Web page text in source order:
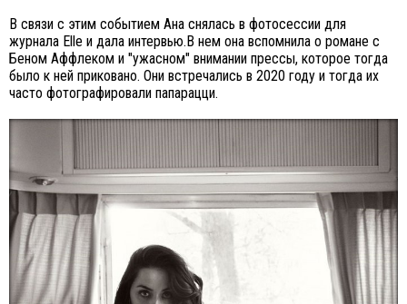
В связи с этим событием Ана снялась в фотосессии для
журнала Elle и дала интервью.В нем она вспомнила о романе с
Беном Аффлеком и "ужасном" внимании прессы, которое тогда
было к ней приковано. Они встречались в 2020 году и тогда их
часто фотографировали папарацци.